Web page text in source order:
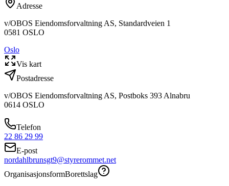
Adresse
v/OBOS Eiendomsforvaltning AS, Standardveien 1
0581 OSLO
Oslo
Vis kart
Postadresse
v/OBOS Eiendomsforvaltning AS, Postboks 393 Alnabru
0614 OSLO
Telefon
22 86 29 99
E-post
nordahlbrunsgt9@styrerommet.net
OrganisasjonsformBorettslag